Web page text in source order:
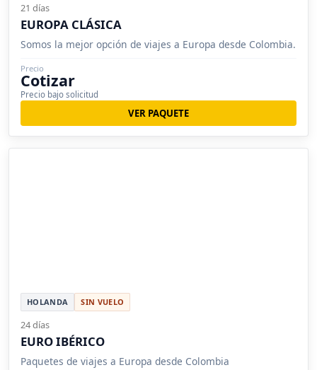
21 días
EUROPA CLÁSICA
Somos la mejor opción de viajes a Europa desde Colombia.
Precio
Cotizar
Precio bajo solicitud
VER PAQUETE
HOLANDA SIN VUELO
24 días
EURO IBÉRICO
Paquetes de viajes a Europa desde Colombia